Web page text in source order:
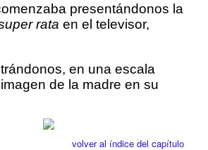
presentándonos la
rataen el televisor,
en una escala
de la madre en su
volver al índice del capítulo